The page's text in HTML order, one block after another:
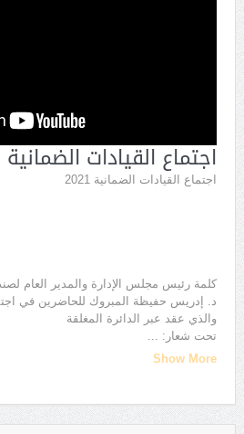
اجتماع القيادات الضمانية 2021
اجتماع القيادات الضمانية 2021
كلمة رئيس مجلس الإدارة والمدير العام
د. إدريس حفيظة المبروك للحاضرين في اجتماع
والذي عقد عبر الدائرة المغلقة
تحت شعار:
Show More